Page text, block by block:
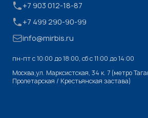
+7 903 012-18-87
+7 499 290-90-99
info@mirbis.ru
пн-пт с 10:00 до 18:00, cб с 11:00 до 14:00
Москва,ул. Марксистская, 34 к. 7 (метро
Пролетарская / Крестьянская застава)